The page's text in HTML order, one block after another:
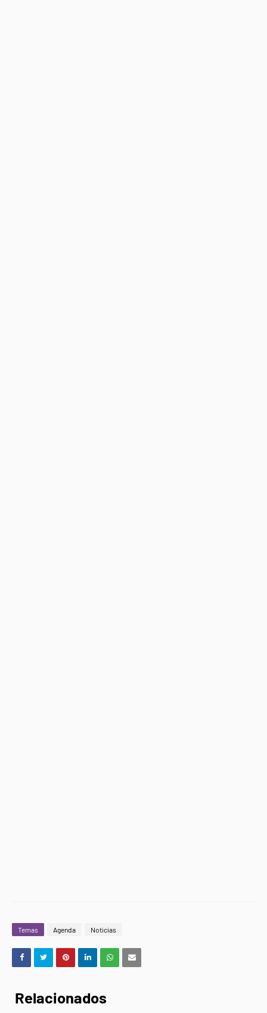
Temas Agenda Noticias
Relacionados